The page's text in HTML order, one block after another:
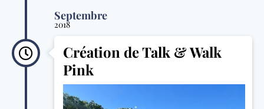
Septembre
2018
Création de Talk & Walk
Pink